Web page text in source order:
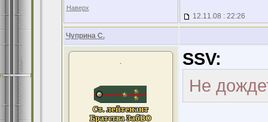
Наверх
12.11.08 : 22:26
Чуприна С.
.
SSV:
Не